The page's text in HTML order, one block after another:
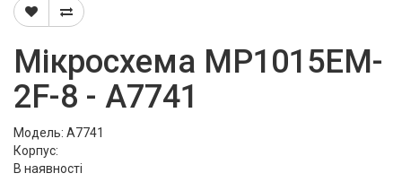
Мікросхема MP1015EM-
2F-8 - A7741
Модель: A7741
Корпус:
В наявності